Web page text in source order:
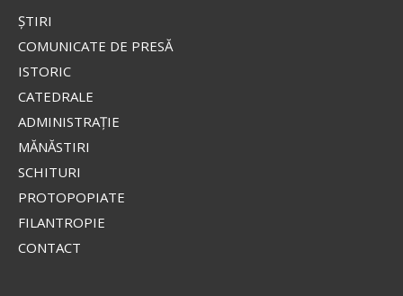
ŞTIRI
COMUNICATE DE PRESĂ
ISTORIC
CATEDRALE
ADMINISTRAŢIE
MĂNĂSTIRI
SCHITURI
PROTOPOPIATE
FILANTROPIE
CONTACT